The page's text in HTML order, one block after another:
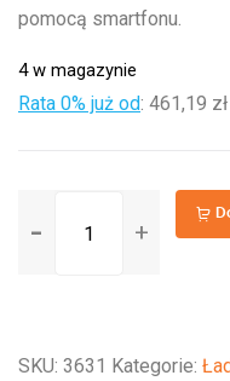
pomocą smartfonu.
4 w magazynie
Rata 0% już od: 461,19 zł
SmartSolar
SKU: 3631 Kategorie: